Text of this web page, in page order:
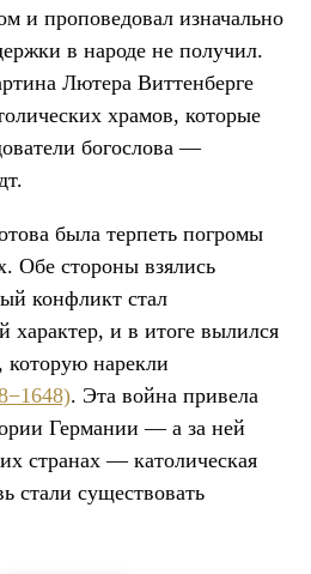
и проповедовал изначально
в народе не получил.
Лютера Виттенберге
храмов, которые
богослова —
была терпеть погромы
Обе стороны взялись
конфликт стал
характер, и в итоге вылился
которую нарекли
. Эта война привела
Германии — а за ней
странах — католическая
стали существовать